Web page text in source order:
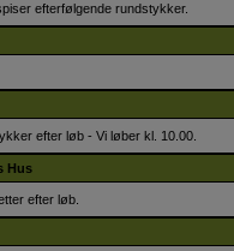
efterfølgende rundstykker.
efter løb - Vi løber kl. 10.00.
Hus
efter løb.